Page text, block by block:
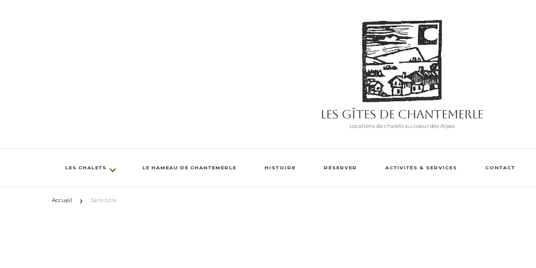
Les Gîtes de Chantemerle
Locations de chalets au coeur des Alpes
LES CHALETS LE HAMEAU DE CHANTEMERLE HISTOIRE RÉSERVER ACTIVITÉS & SERVICES CONTACT
Accueil Sans titre